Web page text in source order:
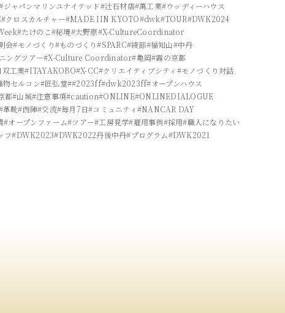
ジャパンマリンユナイテッド#辻石材店#萬工業#ウッディーハウス
#クロスカルチャー#MADE IIN KYOTO#dwk#TOUR#DWK2024
#たけのこ#秘境#大野原#X-CultureCoordinator
会#モノづくり#ものづくり#SPARC#綾部#福知山#中丹
ングツアー#X-Culture Coordinator#亀岡#霧の京都
双工業#ITAYAKOBO#X-CC#クリエイティブシティ #モノづくり対話
物セルコン#匠弘堂##2023ff#dwk2023ff#オープンハウス
都#山城#注意事項#caution#ONLINE#ONLINEDIALOGUE
革靴#西陣#交流#毎月7日#コミュニティ #NANCAR DAY
#オープンファーム#ツアー#工房見学#雇用事例#採用#職人になりたい
フ#DWK2023#DWK2022丹後中丹#プログラム#DWK2021